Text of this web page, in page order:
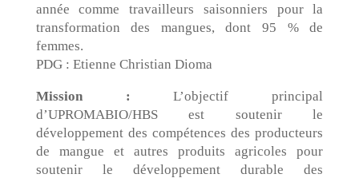
année comme travailleurs saisonniers pour la
transformation des mangues, dont 95 % de
femmes.
PDG : Etienne Christian Dioma
Mission : L’objectif principal
d’UPROMABIO/HBS est soutenir le
développement des compétences des producteurs
de mangue et autres produits agricoles pour
soutenir le développement durable des